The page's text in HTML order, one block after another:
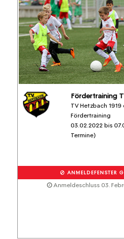
Fördertraining
TV Hetzbach 1919
Fördertraining
03.02.2022 bis
Termine)
ANMELDEFENSTER
Anmeldeschluss 03.